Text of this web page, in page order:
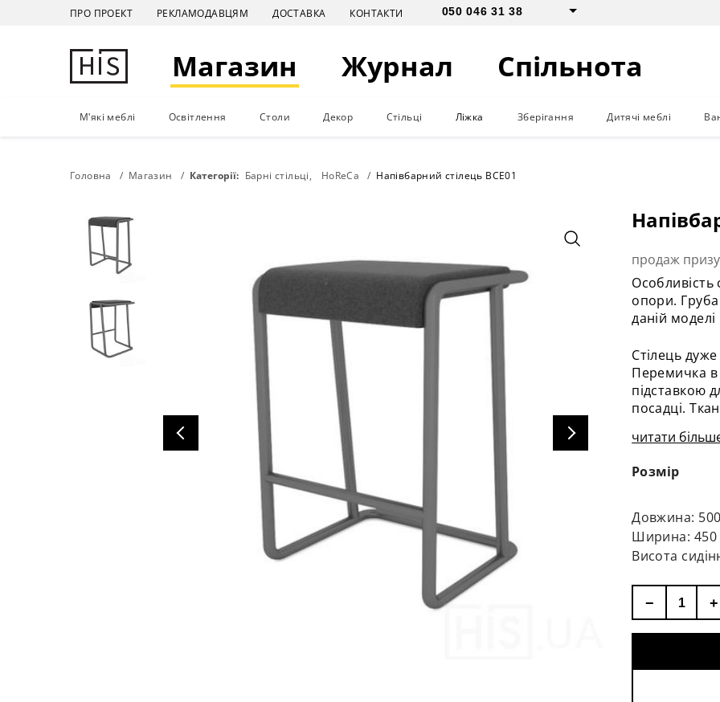
ПРО ПРОЕКТ РЕКЛАМОДАВЦЯМ ДОСТАВКА КОНТАКТИ 050 046 31 38
Магазин Журнал Спільнота
М'які меблі Освітлення Столи Декор Стільці Ліжка Зберігання Дитячі меблі
Головна Магазин Категорії: Барні стільці HoReCa Напівбарний стілець BCE01
продаж
Особливість
опори. Груба
даній
Стілець
Перемичка в
підставкою
посадці.
читати
Розмір
Довжина:
Ширина: 450
Висота
− +